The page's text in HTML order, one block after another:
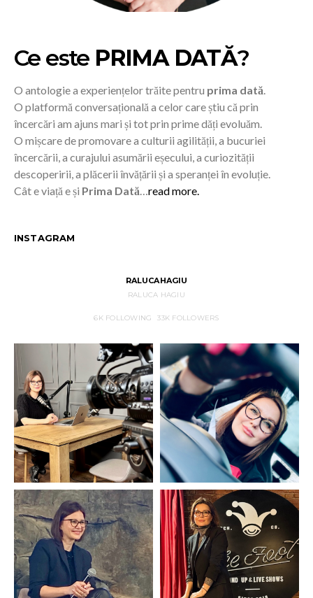
Ce este PRIMA DATĂ?
O antologie a experiențelor trăite pentru prima dată.
O platformă conversațională a celor care știu că prin
încercări am ajuns mari și tot prin prime dăți evoluăm.
O mișcare de promovare a culturii agilității, a bucuriei
încercării, a curajului asumării eșecului, a curiozității
descoperirii, a plăcerii învățării și a speranței în evoluție.
Cât e viață e și Prima Dată…read more.
INSTAGRAM
RALUCAHAGIU
RALUCA HAGIU
6KFOLLOWING 33K FOLLOWERS